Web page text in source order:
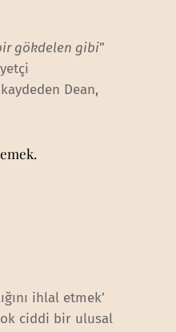
gökdelen gibi”
Dean,
ihlal etmek’
ciddi bir ulusal